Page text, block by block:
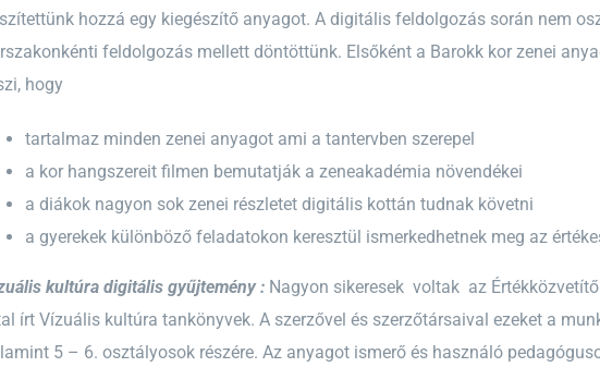
hozzá egy kiegészítő anyagot. A digitális feldolgozás során nem
feldolgozás mellett döntöttünk. Elsőként a Barokk kor zenei
hogy
tartalmaz minden zenei anyagot ami a tantervben szerepel
a kor hangszereit filmen bemutatják a zeneakadémia növendékei
a diákok nagyon sok zenei részletet digitális kottán tudnak követni
a gyerekek különböző feladatokon keresztül ismerkedhetnek meg az
kultúra digitális gyűjtemény : Nagyon sikeresek voltak az
írt Vízuális kultúra tankönyvek. A szerzővel és szerzőtársaival ezeket a
5 – 6. osztályosok részére. Az anyagot ismerő és használó